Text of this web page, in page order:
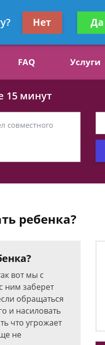
Получите
FAQ Услуги
15 минут
ребенка?
вот мы с
ним заберет
обращаться
и насиловать
что угрожает
не
Нет Да